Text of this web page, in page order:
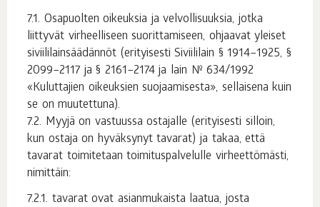
Osapuolten oikeuksia ja velvollisuuksia, jotka
liittyvät virheelliseen suorittamiseen, ohjaavat yleiset
siviililainsäädännöt (erityisesti Siviililain § 1914–1925, §
2099–2117 ja § 2161–2174 ja lain № 634/1992
«Kuluttajien oikeuksien suojaamisesta», sellaisena kuin
se on muutettuna).
Myyjä on vastuussa ostajalle (erityisesti silloin,
kun ostaja on hyväksynyt tavarat) ja takaa, että
tavarat toimitetaan toimituspalvelulle virheettömästi,
nimittäin:
tavarat ovat asianmukaista laatua, josta